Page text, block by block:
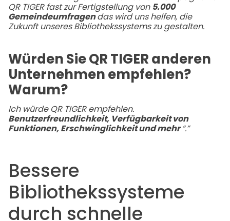
QR TIGER fast zur Fertigstellung von 5.000
Gemeindeumfragendas wird uns helfen, die
Zukunft unseres Bibliothekssystems zu gestalten.
Würden Sie QR TIGER anderen
Unternehmen empfehlen?
Warum?
Ich würde QR TIGER empfehlen.
Benutzerfreundlichkeit, Verfügbarkeit von
Funktionen, Erschwinglichkeit und mehr“.”
Bessere
Bibliothekssysteme
durch schnelle